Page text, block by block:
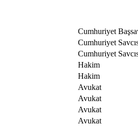
Cumhuriyet
Cumhuriyet
Cumhuriyet
Hakim
Hakim
Avukat
Avukat
Avukat
Avukat